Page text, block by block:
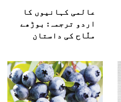
عالمی کہانیوں کا
اردو ترجمہ: بوڑھے
ملّاح کی داستان